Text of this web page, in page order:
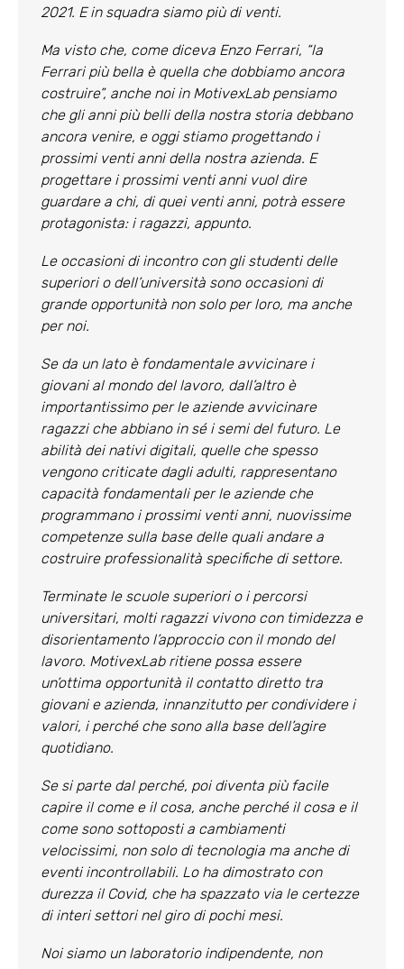
2021. E in squadra siamo più di venti.
Ma visto che, come diceva Enzo Ferrari, “la
Ferrari più bella è quella che dobbiamo ancora
costruire”, anche noi in MotivexLab pensiamo
che gli anni più belli della nostra storia debbano
ancora venire, e oggi stiamo progettando i
prossimi venti anni della nostra azienda. E
progettare i prossimi venti anni vuol dire
guardare a chi, di quei venti anni, potrà essere
protagonista: i ragazzi, appunto.
Le occasioni di incontro con gli studenti delle
superiori o dell’università sono occasioni di
grande opportunità non solo per loro, ma anche
per noi.
Se da un lato è fondamentale avvicinare i
giovani al mondo del lavoro, dall’altro è
importantissimo per le aziende avvicinare
ragazzi che abbiano in sé i semi del futuro. Le
abilità dei nativi digitali, quelle che spesso
vengono criticate dagli adulti, rappresentano
capacità fondamentali per le aziende che
programmano i prossimi venti anni, nuovissime
competenze sulla base delle quali andare a
costruire professionalità specifiche di settore.
Terminate le scuole superiori o i percorsi
universitari, molti ragazzi vivono con timidezza e
disorientamento l’approccio con il mondo del
lavoro. MotivexLab ritiene possa essere
un’ottima opportunità il contatto diretto tra
giovani e azienda, innanzitutto per condividere i
valori, i perché che sono alla base dell’agire
quotidiano.
Se si parte dal perché, poi diventa più facile
capire il come e il cosa, anche perché il cosa e il
come sono sottoposti a cambiamenti
velocissimi, non solo di tecnologia ma anche di
eventi incontrollabili. Lo ha dimostrato con
durezza il Covid, che ha spazzato via le certezze
di interi settori nel giro di pochi mesi.
Noi siamo un laboratorio indipendente, non